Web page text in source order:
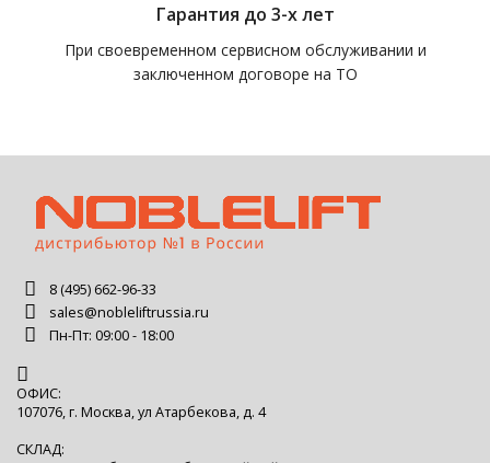
Гарантия до 3-х лет
При своевременном сервисном обслуживании и
заключенном договоре на ТО
8 (495) 662-96-33
sales@nobleliftrussia.ru
Пн-Пт: 09:00 - 18:00
ОФИС:
107076, г. Москва, ул Атарбекова, д. 4
СКЛАД: